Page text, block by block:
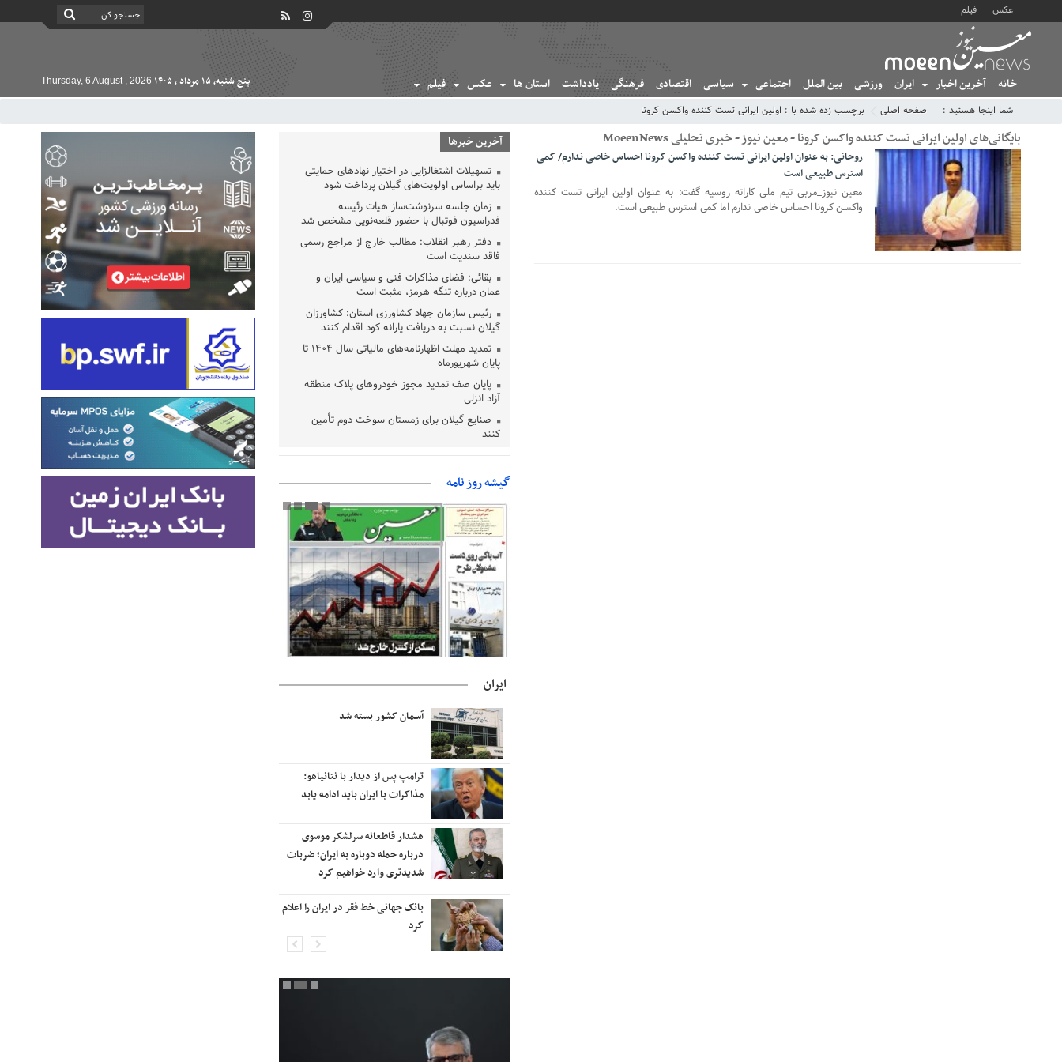
عکس فیلم
خانه آخرین اخبار ایران ورزشی بین الملل اجتماعی سیاسی اقتصادی فرهنگی یادداشت استان ها عکس فیلم پنج شنبه, ۱۵ مرداد , ۱۴۰۵ Thursday, 6 August , 2026
شما اینجا هستید : صفحه اصلی برچسب زده شده با : اولین ایرانی تست کننده واکسن کرونا
بایگانی‌های اولین ایرانی تست کننده واکسن کرونا - معین نیوز - خبری تحلیلی MoeenNews
22 اکتبر 2020
روحانی: به عنوان اولین ایرانی تست کننده واکسن کرونا احساس خاصی ندارم/ کمی
استرس طبیعی است
معین نیوز_مربی تیم ملی کاراته روسیه گفت: به عنوان اولین ایرانی تست کننده
واکسن کرونا احساس خاصی ندارم اما کمی استرس طبیعی است.
آخرین خبرها
تسهیلات اشتغالزایی در اختیار نهادهای حمایتی
باید براساس اولویت‌های گیلان پرداخت شود
زمان جلسه سرنوشت‌ساز هیات رئیسه
فدراسیون فوتبال با حضور قلعه‌نویی مشخص شد
دفتر رهبر انقلاب: مطالب خارج از مراجع رسمی
فاقد سندیت است
بقائی: فضای مذاکرات فنی و سیاسی ایران و
عمان درباره تنگه هرمز، مثبت است
رئیس سازمان جهاد کشاورزی استان: کشاورزان
گیلان نسبت به دریافت یارانه کود اقدام کنند
تمدید مهلت اظهارنامه‌های مالیاتی سال ۱۴۰۴ تا
پایان شهریورماه
پایان صف تمدید مجوز خودروهای پلاک منطقه
آزاد انزلی
صنایع گیلان برای زمستان سوخت دوم تأمین
کنند
بانک مرکزی: تعهدات ارزی منقضی شده رسیدگی
می شوند
نایب رئیس هیات مرکزی نظارت بر انتخابات
شوراها: انتخابات در پاییز برگزار می‌شود
خسرو سینایی، «فیلمسازی یک حرفه نیست،
یک نوع زندگیست»
ترقی: سیاست خارجی پس از جنگ نیازمند
بازنگری است
زیرمیزی در جامعه پزشکی کمتر از ۶ درصد
است/ارزیابی مردم از خدمات درمانی
دشواری‌های جنگ گذر کرد
گیشه روز نامه
ایران
آسمان کشور بسته شد
ترامپ پس از دیدار با نتانیاهو:
مذاکرات با ایران باید ادامه یابد
هشدار قاطعانه سرلشکر موسوی
درباره حمله دوباره به ایران؛ ضربات
شدیدتری وارد خواهیم کرد
بانک جهانی خط فقر در ایران را اعلام
کرد
 